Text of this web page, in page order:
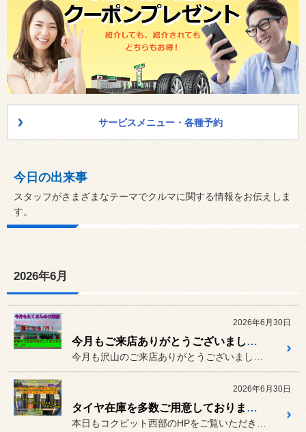
サービスメニュー・各種予約
今日の出来事
スタッフがさまざまなテーマでクルマに関する情報をお伝えしま
す。
2026年6月
2026年6月30日
今月もご来店ありがとうございました！
2026年6月30日
タイヤ在庫を多数ご用意しております。